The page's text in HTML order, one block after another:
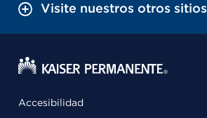
Visite nuestros otros sitios
Accesibilidad